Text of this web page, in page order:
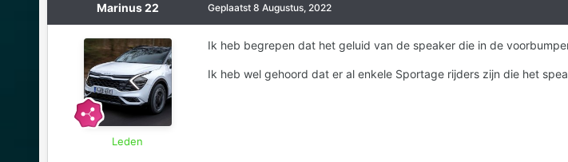
Marinus 22
Leden
Geplaatst 8 Augustus, 2022
Ik heb begrepen dat het geluid van de speaker die in de
Ik heb wel gehoord dat er al enkele Sportage rijders zijn die het